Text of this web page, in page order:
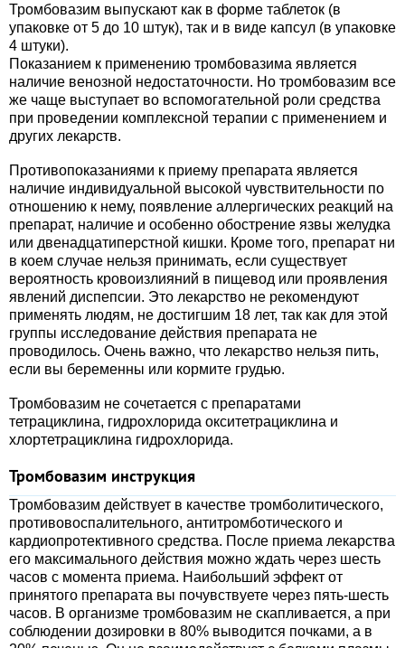
Тромбовазим выпускают как в форме таблеток (в
упаковке от 5 до 10 штук), так и в виде капсул (в упаковке
4 штуки).
Показанием к применению тромбовазима является
наличие венозной недостаточности. Но тромбовазим все
же чаще выступает во вспомогательной роли средства
при проведении комплексной терапии с применением и
других лекарств.
Противопоказаниями к приему препарата является
наличие индивидуальной высокой чувствительности по
отношению к нему, появление аллергических реакций на
препарат, наличие и особенно обострение язвы желудка
или двенадцатиперстной кишки. Кроме того, препарат ни
в коем случае нельзя принимать, если существует
вероятность кровоизлияний в пищевод или проявления
явлений диспепсии. Это лекарство не рекомендуют
применять людям, не достигшим 18 лет, так как для этой
группы исследование действия препарата не
проводилось. Очень важно, что лекарство нельзя пить,
если вы беременны или кормите грудью.
Тромбовазим не сочетается с препаратами
тетрациклина, гидрохлорида окситетрациклина и
хлортетрациклина гидрохлорида.
Тромбовазим инструкция
Тромбовазим действует в качестве тромболитического,
противовоспалительного, антитромботического и
кардиопротективного средства. После приема лекарства
его максимального действия можно ждать через шесть
часов с момента приема. Наибольший эффект от
принятого препарата вы почувствуете через пять-шесть
часов. В организме тромбовазим не скапливается, а при
соблюдении дозировки в 80% выводится почками, а в